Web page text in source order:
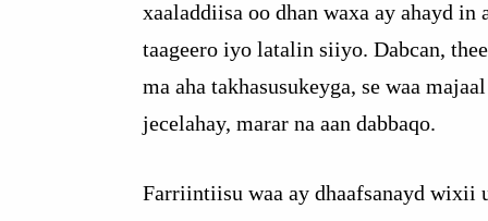
xaaladdiisa oo dhan waxa ay ahayd in
taageero iyo latalin siiyo. Dabcan,
ma aha takhasusukeyga, se waa
jecelahay, marar na aan dabbaqo.
Farriintiisu waa ay dhaafsanayd wixii